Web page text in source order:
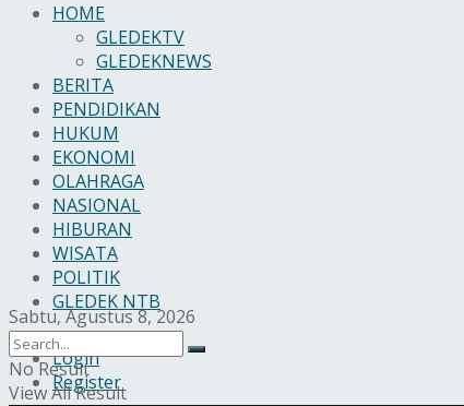
Sabtu, Agustus 8, 2026
Login
Register
HOME
GLEDEKTV
GLEDEKNEWS
BERITA
PENDIDIKAN
HUKUM
EKONOMI
OLAHRAGA
NASIONAL
HIBURAN
WISATA
POLITIK
GLEDEK NTB
No Result
View All Result